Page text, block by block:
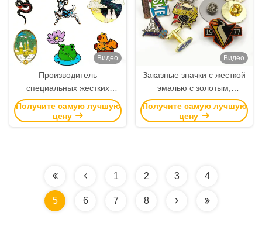
Видео
Производитель
специальных жестких
эмалированных булавок
Получите самую лучшую
цену
Видео
Заказные значки с жесткой
эмалью с золотым,
серебряным или медным
покрытием
Получите самую лучшую
цену
1 2 3 4
5 6 7 8